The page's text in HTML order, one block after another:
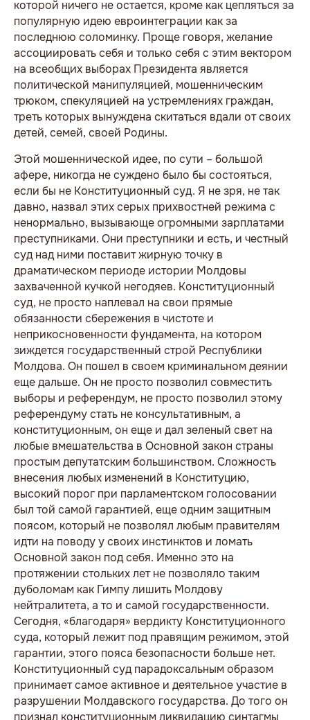
которой ничего не остается, кроме как цепляться за
популярную идею евроинтеграции как за
последнюю соломинку. Проще говоря, желание
ассоциировать себя и только себя с этим вектором
на всеобщих выборах Президента является
политической манипуляцией, мошенническим
трюком, спекуляцией на устремлениях граждан,
треть которых вынуждена скитаться вдали от своих
детей, семей, своей Родины.
Этой мошеннической идее, по сути – большой
афере, никогда не суждено было бы состояться,
если бы не Конституционный суд. Я не зря, не так
давно, назвал этих серых прихвостней режима с
ненормально, вызывающе огромными зарплатами
преступниками. Они преступники и есть, и честный
суд над ними поставит жирную точку в
драматическом периоде истории Молдовы
захваченной кучкой негодяев. Конституционный
суд, не просто наплевал на свои прямые
обязанности сбережения в чистоте и
неприкосновенности фундамента, на котором
зиждется государственный строй Республики
Молдова. Он пошел в своем криминальном деянии
еще дальше. Он не просто позволил совместить
выборы и референдум, не просто позволил этому
референдуму стать не консультативным, а
конституционным, он еще и дал зеленый свет на
любые вмешательства в Основной закон страны
простым депутатским большинством. Сложность
внесения любых изменений в Конституцию,
высокий порог при парламентском голосовании
был той самой гарантией, еще одним защитным
поясом, который не позволял любым правителям
идти на поводу у своих инстинктов и ломать
Основной закон под себя. Именно это на
протяжении стольких лет не позволяло таким
дуболомам как Гимпу лишить Молдову
нейтралитета, а то и самой государственности.
Сегодня, «благодаря» вердикту Конституционного
суда, который лежит под правящим режимом, этой
гарантии, этого пояса безопасности больше нет.
Конституционный суд парадоксальным образом
принимает самое активное и деятельное участие в
разрушении Молдавского государства. До того он
признал конституционным ликвидацию синтагмы